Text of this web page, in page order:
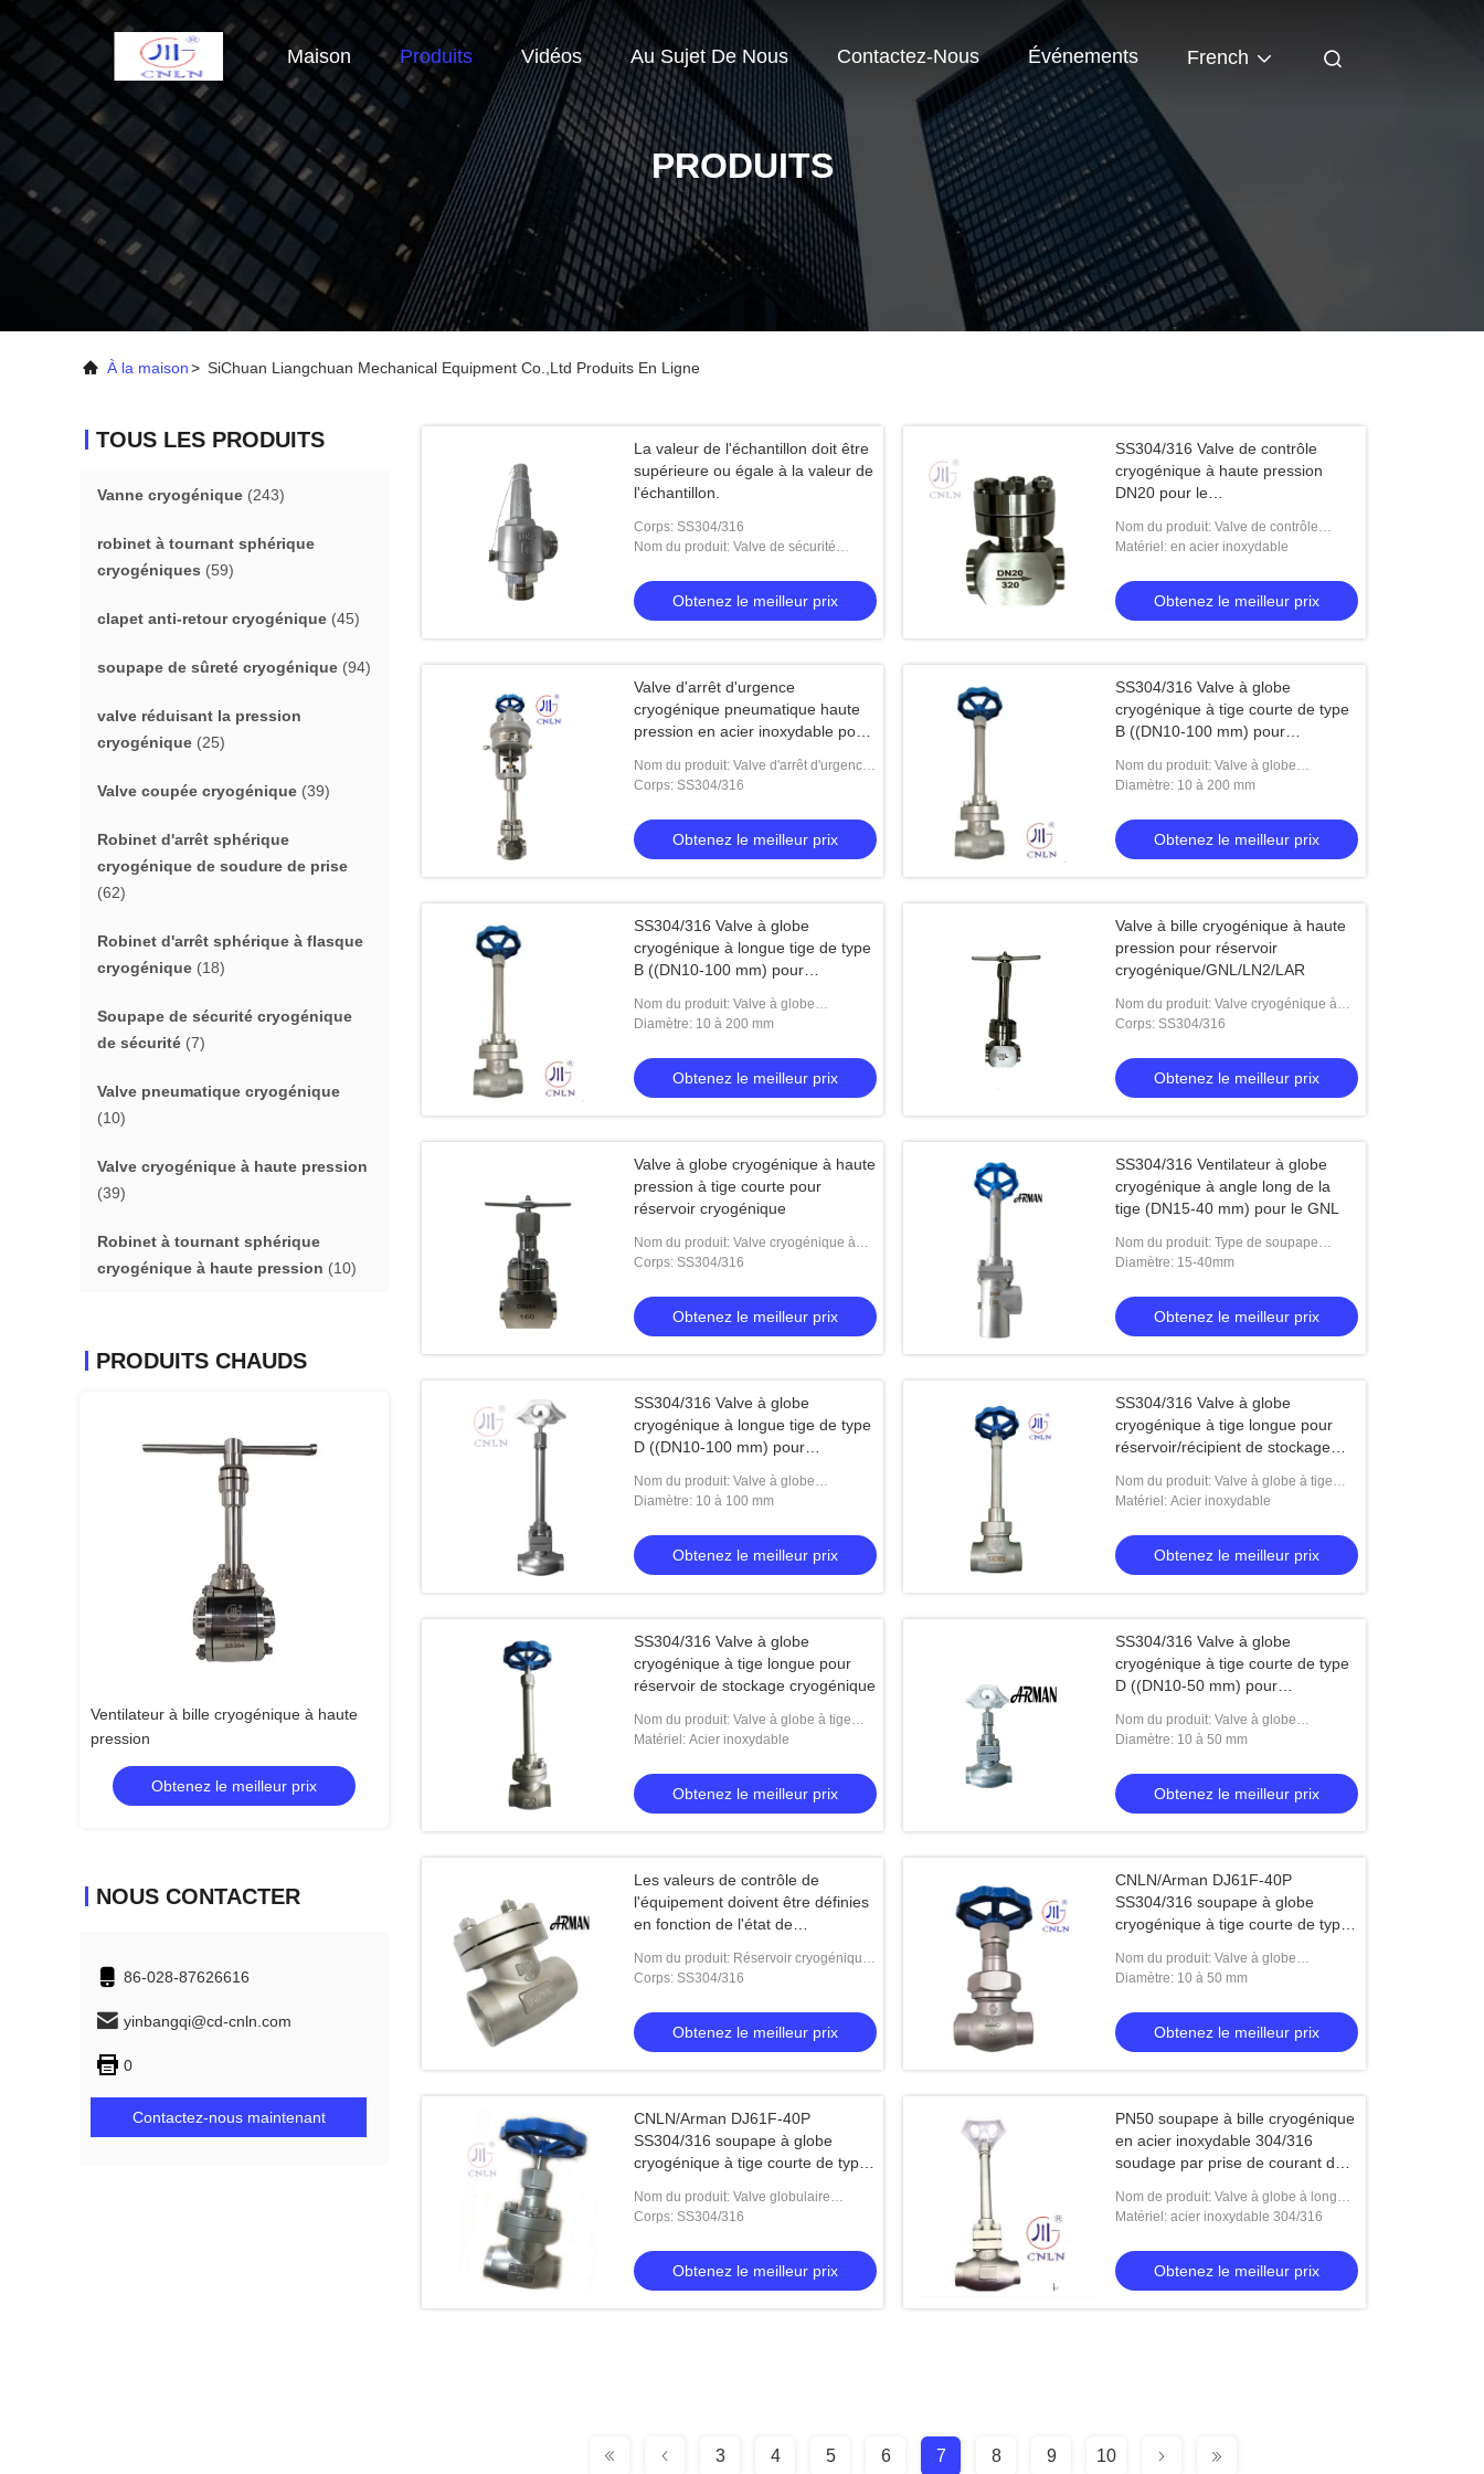
Maison Produits Vidéos Au Sujet De Nous Contactez-Nous Événements French
PRODUITS
À la maison> SiChuan Liangchuan Mechanical Equipment Co.,Ltd Produits En Ligne
TOUS LES PRODUITS
Vanne cryogénique (243)
robinet à tournant sphérique
cryogéniques (59)
clapet anti-retour cryogénique (45)
soupape de sûreté cryogénique (94)
valve réduisant la pression
cryogénique (25)
Valve coupée cryogénique (39)
Robinet d'arrêt sphérique
cryogénique de soudure de prise
(62)
Robinet d'arrêt sphérique à flasque
cryogénique (18)
Soupape de sécurité cryogénique
de sécurité (7)
Valve pneumatique cryogénique
(10)
Valve cryogénique à haute pression
(39)
Robinet à tournant sphérique
cryogénique à haute pression (10)
PRODUITS CHAUDS
Ventilateur à bille cryogénique à haute
pression
Obtenez le meilleur prix
Valve à globe cryogénique à tige longue
Obtenez le meilleur prix
Connexion cryogénique de soudure de
tige de short d'acier inoxydable de
Obtenez le meilleur prix
Valve de tige de la température DN25 de
fin de soudure basse longue
Obtenez le meilleur prix
Robinet d'arrêt sphérique
de longue tige de volant de
de manièreObtenez le meilleur prix
NOUS CONTACTER
86-028-87626616
yinbangqi@cd-cnln.com
0
Contactez-nous maintenant
La valeur de l'échantillon doit être
supérieure ou égale à la valeur de
l'échantillon.
Corps: SS304/316
Nom du produit: Valve de sécurité
Obtenez le meilleur prix
SS304/316 Valve de contrôle
cryogénique à haute pression
DN20 pour le
Nom du produit: Valve de contrôle
cryogénique haute pression
Matériel: en acier inoxydable
Obtenez le meilleur prix
Valve d'arrêt d'urgence
cryogénique pneumatique haute
pression en acier inoxydable pour
Nom du produit: Valve d'arrêt d'urgence
pneumatique cryogénique
Corps: SS304/316
Obtenez le meilleur prix
SS304/316 Valve à globe
cryogénique à tige courte de type
B ((DN10-100 mm) pour
Nom du produit: Valve à globe
cryogénique à tige courte type B
Diamètre: 10 à 200 mm
Obtenez le meilleur prix
SS304/316 Valve à globe
cryogénique à longue tige de type
B ((DN10-100 mm) pour
Nom du produit: Valve à globe
cryogénique à longue tige de type B
Diamètre: 10 à 200 mm
Obtenez le meilleur prix
Valve à bille cryogénique à haute
pression pour réservoir
cryogénique/GNL/LN2/LAR
Nom du produit: Valve cryogénique à
bulbe haute pression
Corps: SS304/316
Obtenez le meilleur prix
Valve à globe cryogénique à haute
pression à tige courte pour
réservoir cryogénique
Nom du produit: Valve cryogénique à
bulbe à haute pression à tronc court
Corps: SS304/316
Obtenez le meilleur prix
SS304/316 Ventilateur à globe
cryogénique à angle long de la
tige (DN15-40 mm) pour le GNL
Nom du produit: Type de soupape
cryogénique à globe à angle long
Diamètre: 15-40mm
Obtenez le meilleur prix
SS304/316 Valve à globe
cryogénique à longue tige de type
D ((DN10-100 mm) pour
Nom du produit: Valve à globe
cryogénique à longue tige de type D
Diamètre: 10 à 100 mm
Obtenez le meilleur prix
SS304/316 Valve à globe
cryogénique à tige longue pour
réservoir/récipient de stockage
Nom du produit: Valve à globe à tige
longue cryogénique de type C
Matériel: Acier inoxydable
Obtenez le meilleur prix
SS304/316 Valve à globe
cryogénique à tige longue pour
réservoir de stockage cryogénique
Nom du produit: Valve à globe à tige
longue cryogénique de type A
Matériel: Acier inoxydable
Obtenez le meilleur prix
SS304/316 Valve à globe
cryogénique à tige courte de type
D ((DN10-50 mm) pour
Nom du produit: Valve à globe
cryogénique à tige courte de type D
Diamètre: 10 à 50 mm
Obtenez le meilleur prix
Les valeurs de contrôle de
l'équipement doivent être définies
en fonction de l'état de
Nom du produit: Réservoir cryogénique
de soupape de contrôle
Corps: SS304/316
Obtenez le meilleur prix
CNLN/Arman DJ61F-40P
SS304/316 soupape à globe
cryogénique à tige courte de type
systèmes GNL/LOX/LN2
Nom du produit: Valve à globe
cryogénique à tige courte de type C
Diamètre: 10 à 50 mm
Obtenez le meilleur prix
CNLN/Arman DJ61F-40P
SS304/316 soupape à globe
cryogénique à tige courte de type
systèmes GNL/LOX/LN2
Nom du produit: Valve globulaire
cryogénique à tige courte de type A
Corps: SS304/316
Obtenez le meilleur prix
PN50 soupape à bille cryogénique
en acier inoxydable 304/316
soudage par prise de courant de
Nom de produit: Valve à globe à long
arbre à basse température
Matériel: acier inoxydable 304/316
Obtenez le meilleur prix
3 4 5 6 7 8 9 10